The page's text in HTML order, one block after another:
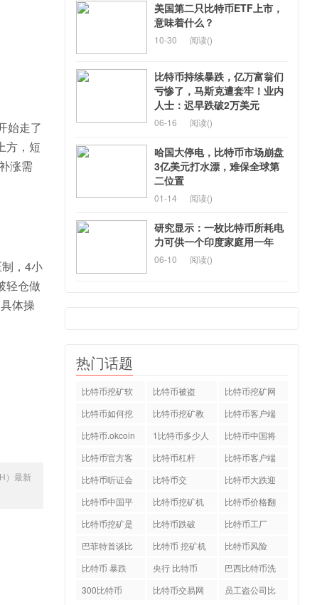
始走了
方，短
涨需
，4小
轻仓做
体操
）最新
美国第二只比特币ETF上市，
意味着什么？
10-30 阅读()
比特币持续暴跌，亿万富翁们
亏惨了，马斯克遭套牢！业内
人士：迟早跌破2万美元
06-16 阅读()
哈国大停电，比特币市场崩盘
3亿美元打水漂，难保全球第
二位置
01-14 阅读()
研究显示：一枚比特币所耗电
力可供一个印度家庭用一年
06-10 阅读()
热门话题
比特币挖矿软
件下载
比特币被盗
比特币挖矿网
站
比特币如何挖
矿
比特币挖矿教
程
比特币客户端
中文版
比特币.okcoin
1比特币多少人
民币
比特币中国将
关停
比特币官方客
户端
比特币杠杆
比特币客户端
下载
比特币听证会
比特币交
易.okcoin
比特币大跌迎
新年
比特币中国平
台
比特币挖矿机
配置
比特币价格翻
倍
比特币挖矿是
什么
比特币跌破
比特币工厂
巴菲特首谈比
特币
比特币 挖矿机
比特币风险
比特币 暴跌
央行 比特币
巴西比特币洗
钱案
300比特币
比特币交易网
员工盗公司比